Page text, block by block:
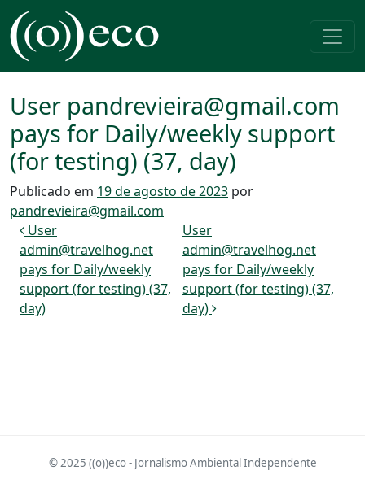
Pular para o conteúdo
Navegação principal
User pandrevieira@gmail.com
pays for Daily/weekly support
(for testing) (37, day)
Publicado em 19 de agosto de 2023 por
pandrevieira@gmail.com
Navegação de post
User
admin@travelhog.net
pays for Daily/weekly
support (for testing) (37,
day)
User
admin@travelhog.net
pays for Daily/weekly
support (for testing) (37,
day)
© 2025 ((o))eco - Jornalismo Ambiental Independente